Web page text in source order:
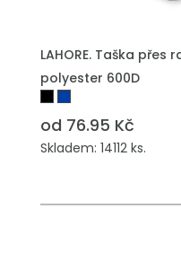
LAHORE. Taška přes
polyester 600D
od 76.95 Kč
Skladem: 14112 ks.